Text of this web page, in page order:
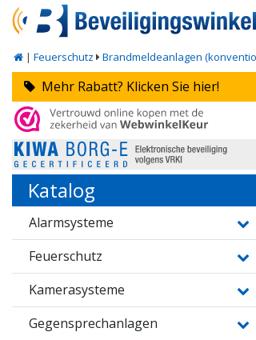
| Feuerschutz Brandmeldeanlagen
Mehr Rabatt? Klicken Sie hier!
Katalog
Alarmsysteme
Feuerschutz
Kamerasysteme
Gegensprechanlagen